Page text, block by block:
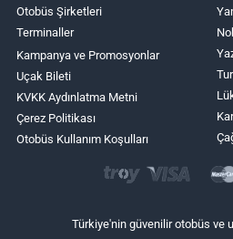
Otobüs Şirketleri
Terminaller
Kampanya ve Promosyonlar
Uçak Bileti
KVKK Aydınlatma Metni
Çerez Politikası
Otobüs Kullanım Koşulları
Türkiye'nin güvenilir otobüs ve